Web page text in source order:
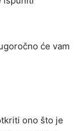
će vam
ono što je